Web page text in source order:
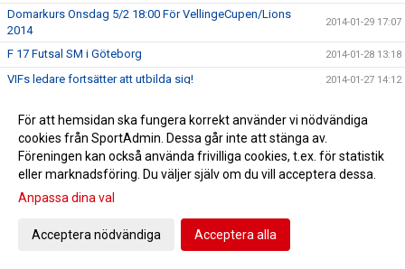
Domarkurs Onsdag 5/2 18:00 För VellingeCupen/Lions
2014
2014-01-29 17:07
F 17 Futsal SM i Göteborg 2014-01-28 13:18
VIFs ledare fortsätter att utbilda sig! 2014-01-27 14:12
KALLELSE TILL ÅRSMÖTE 27/2 kl 18:00 2014-01-20 15:53
Bareko Sport avtal avbrutet 2014-01-15 14:21
Årets pristagare 2014 2013-12-10 12:04
Julfest i Vellinge Gästis för alla fantastiska VIF ledare!
Vellinge F17 tvåa i Futsal DM
För att hemsidan ska fungera korrekt använder vi nödvändiga
cookies från SportAdmin. Dessa går inte att stänga av.
Föreningen kan också använda frivilliga cookies, t.ex. för statistik
eller marknadsföring. Du väljer själv om du vill acceptera dessa.
Anpassa dina val
Acceptera nödvändiga Acceptera alla